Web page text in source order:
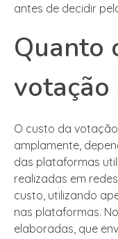
antes de decidir
Quanto
O custo da
amplamente,
das plataformas
realizadas em
custo, utilizando
nas plataformas.
elaboradas, que